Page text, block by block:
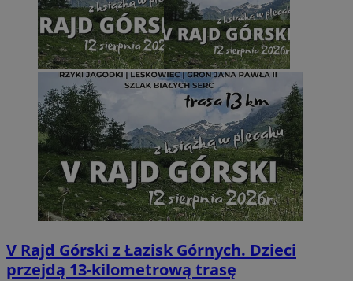
V Rajd Górski z Łazisk Górnych. Dzieci
przejdą 13-kilometrową trasę